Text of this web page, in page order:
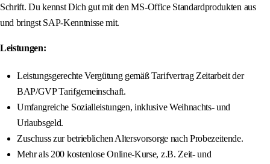
Schrift. Du kennst Dich gut mit den MS-Office Standardprodukten aus
und bringst SAP-Kenntnisse mit.
Leistungen:
Leistungsgerechte Vergütung gemäß Tarifvertrag Zeitarbeit der
BAP/GVP Tarifgemeinschaft.
Umfangreiche Sozialleistungen, inklusive Weihnachts- und
Urlaubsgeld.
Zuschuss zur betrieblichen Altersvorsorge nach Probezeitende.
Mehr als 200 kostenlose Online-Kurse, z.B. Zeit- und